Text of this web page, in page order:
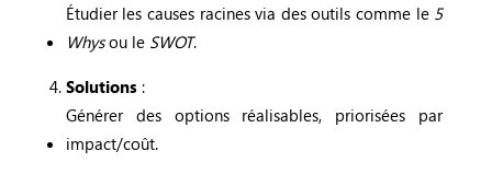
Étudier les causes racines via des outils comme le 5
Whysou le SWOT.
Solutions:
Générer des options réalisables, priorisées par
impact/coût.